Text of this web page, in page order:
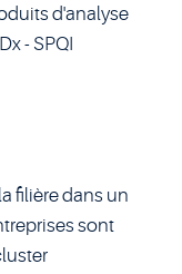
d'analyse
- SPQI
filière dans un
sont